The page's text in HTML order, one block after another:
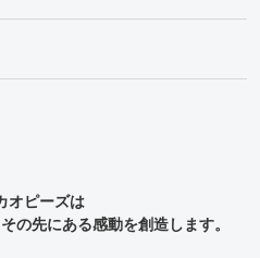
オピーズは
の先にある感動を創造します。